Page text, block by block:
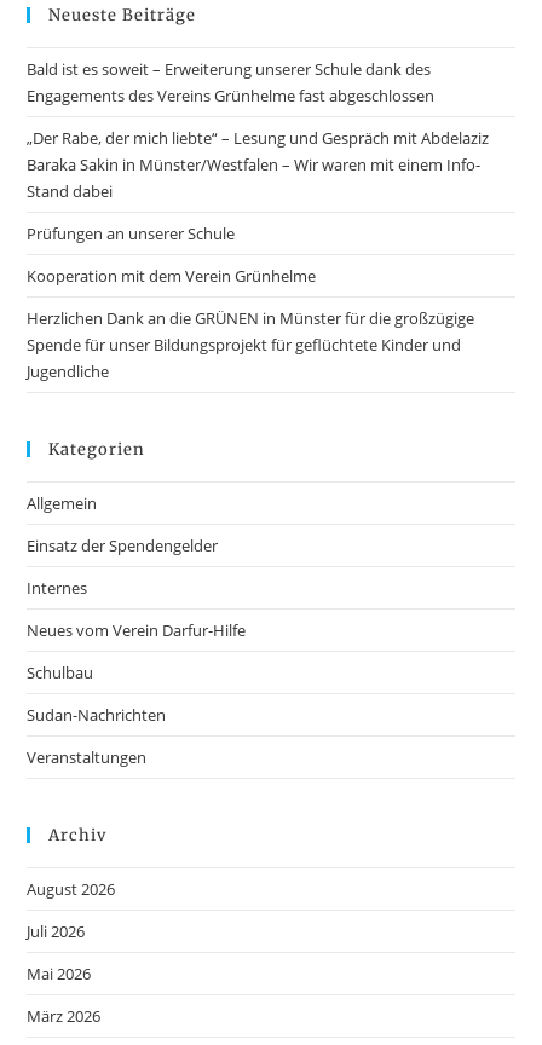
Neueste Beiträge
Bald ist es soweit – Erweiterung unserer Schule dank des
Engagements des Vereins Grünhelme fast abgeschlossen
„Der Rabe, der mich liebte“ – Lesung und Gespräch mit Abdelaziz
Baraka Sakin in Münster/Westfalen – Wir waren mit einem Info-
Stand dabei
Prüfungen an unserer Schule
Kooperation mit dem Verein Grünhelme
Herzlichen Dank an die GRÜNEN in Münster für die großzügige
Spende für unser Bildungsprojekt für geflüchtete Kinder und
Jugendliche
Kategorien
Allgemein
Einsatz der Spendengelder
Internes
Neues vom Verein Darfur-Hilfe
Schulbau
Sudan-Nachrichten
Veranstaltungen
Archiv
August 2026
Juli 2026
Mai 2026
März 2026